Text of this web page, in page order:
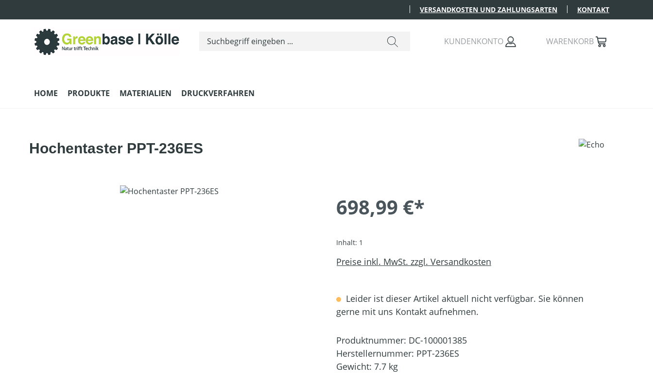
VERSANDKOSTEN UND ZAHLUNGSARTEN KONTAKT
KUNDENKONTO WARENKORB
HOME PRODUKTE MATERIALIEN DRUCKVERFAHREN
Hochentaster PPT-236ES
698,99 €*
Inhalt: 1
Preise inkl. MwSt. zzgl. Versandkosten
Leider ist dieser Artikel aktuell nicht verfügbar. Sie können
gerne mit uns Kontakt aufnehmen.
Produktnummer: DC-100001385
Herstellernummer: PPT-236ES
Gewicht: 7.7 kg